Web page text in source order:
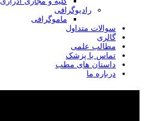
رادیوگرافی
ماموگرافی
سوالات متداول
گالری
مطالب علمی
تماس با پزشک
داستان های مطب
درباره ما